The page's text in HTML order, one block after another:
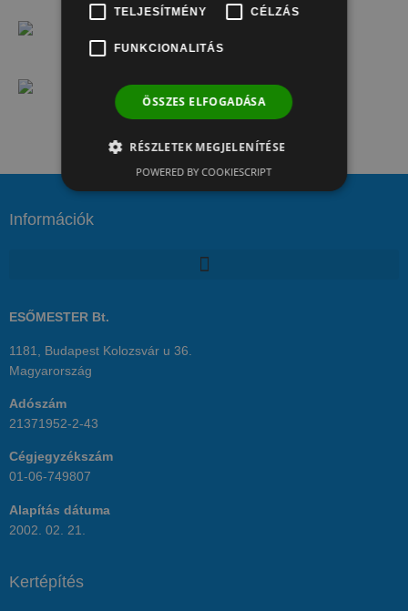
Gábor ajánlása
Információk
ESŐMESTER Bt.
1181, Budapest Kolozsvár u 36.
Magyarország
Adószám
21371952-2-43
Cégjegyzékszám
01-06-749807
Alapítás dátuma
2002. 02. 21.
Kertépítés
TELJESÍTMÉNY CÉLZÁS
FUNKCIONALITÁS
ÖSSZES ELFOGADÁSA
RÉSZLETEK MEGJELENÍTÉSE
POWERED BY COOKIESCRIPT